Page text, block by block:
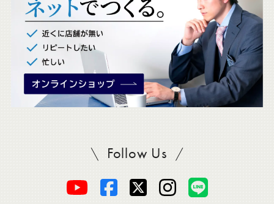
Follow UsSADAをフォロー
オ
オ
オ
オ